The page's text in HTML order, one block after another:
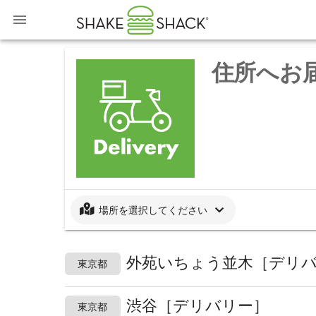
住所へお
場所を選択してください
東京都 外苑いちょう並木［デリバ
東京都 渋谷［デリバリー］